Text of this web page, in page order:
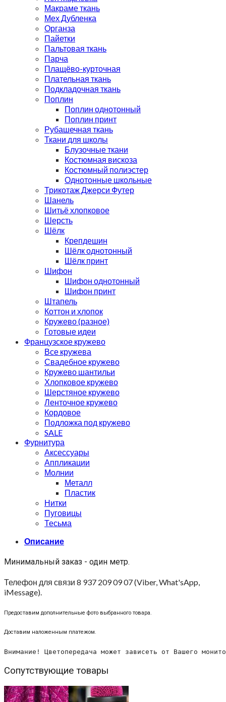
Макраме ткань
Мех Дубленка
Органза
Пайетки
Пальтовая ткань
Парча
Плащёво-курточная
Плательная ткань
Подкладочная ткань
Поплин
Поплин однотонный
Поплин принт
Рубашечная ткань
Ткани для школы
Блузочные ткани
Костюмная вискоза
Костюмный полиэстер
Однотонные школьные
Трикотаж Джерси Футер
Шанель
Шитьё хлопковое
Шерсть
Шёлк
Крепдешин
Шёлк однотонный
Шёлк принт
Шифон
Шифон однотонный
Шифон принт
Штапель
Коттон и хлопок
Кружево (разное)
Готовые идеи
Французское кружево
Все кружева
Свадебное кружево
Кружево шантильи
Хлопковое кружево
Шерстяное кружево
Ленточное кружево
Кордовое
Подложка под кружево
SALE
Фурнитура
Аксессуары
Аппликации
Молнии
Металл
Пластик
Нитки
Пуговицы
Тесьма
Описание
Минимальный заказ - один метр.
Телефон для связи 8 937 209 09 07 (Viber, What'sApp,
iMessage).
Предоставим дополнительные фото выбранного товара.
Доставим наложенным платежом.
Внимание! Цветопередача может зависеть от Вашего
Сопутствующие товары